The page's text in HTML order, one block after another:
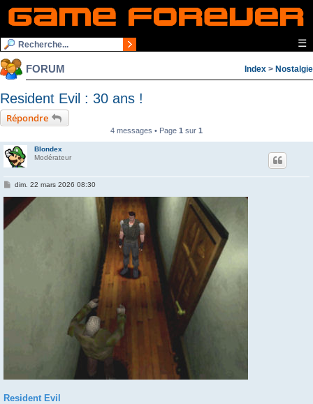
☰
FORUM Index > Nostalgie
Resident Evil : 30 ans !
Répondre
4 messages • Page 1 sur 1
Blondex
Modérateur
M
a
dim. 22 mars 2026 08:30
Resident Evil